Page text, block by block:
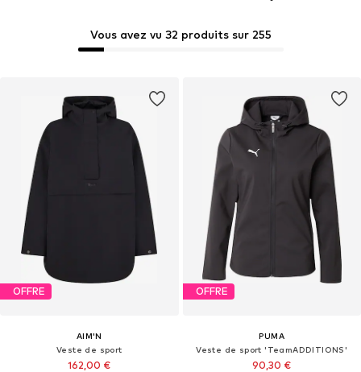
OFFRE
AIM'N
Veste de sport
162,00 €
Vous avez vu 32 produits sur 255
OFFRE
PUMA
Veste de sport 'TeamADDITIONS'
90,30 €